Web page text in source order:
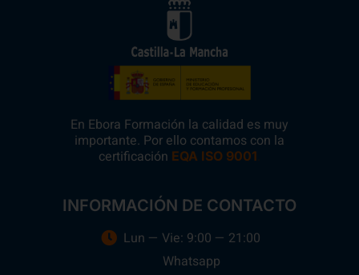
En Ebora Formación la calidad es muy
importante. Por ello contamos con la
certificación EQA ISO 9001
INFORMACIÓN DE CONTACTO
Lun — Vie: 9:00 — 21:00
Whatsapp